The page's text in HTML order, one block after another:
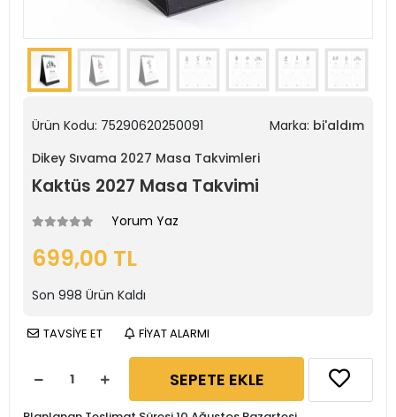
Ürün Kodu: 75290620250091 Marka: bi'aldım
Dikey Sıvama 2027 Masa Takvimleri
Kaktüs 2027 Masa Takvimi
Yorum Yaz
699,00 TL
Son 998 Ürün Kaldı
TAVSİYE ET FİYAT ALARMI
SEPETE EKLE